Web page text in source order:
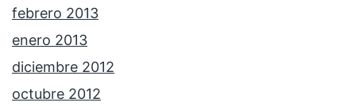
febrero 2013
enero 2013
diciembre 2012
octubre 2012